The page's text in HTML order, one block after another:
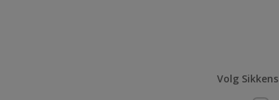
Volg Sikkens